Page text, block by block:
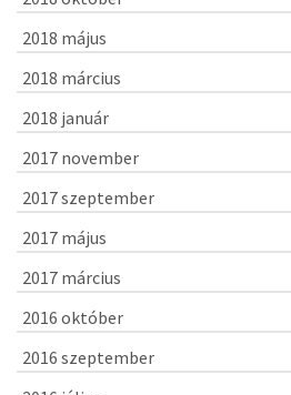
2018 május
2018 március
2018 január
2017 november
2017 szeptember
2017 május
2017 március
2016 október
2016 szeptember